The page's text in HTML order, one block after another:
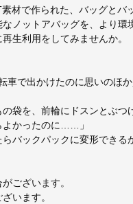
材で作られた、バッグとバ
ノットアバッグを、より環
生利用をしてみませんか。
車で出かけたのに思いの
袋を、前輪にドスンとぶ
よかったのに……」
バックパックに変形できる
ございます。
います。